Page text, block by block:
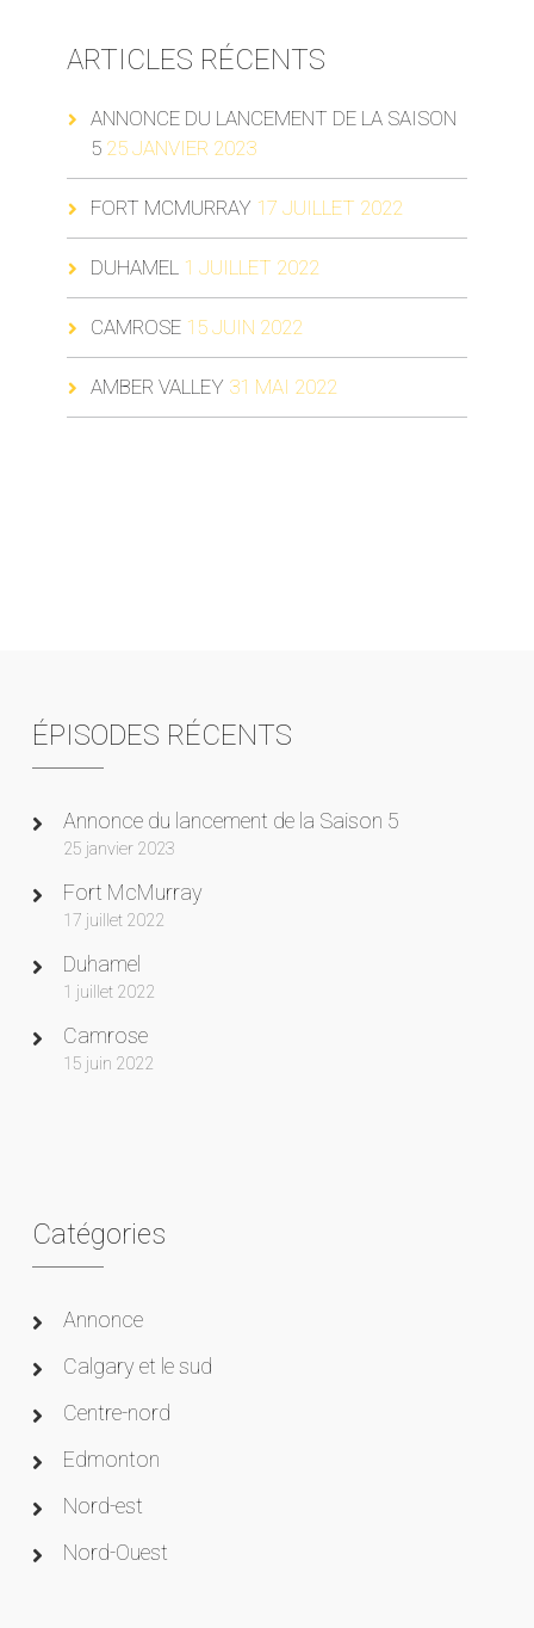
ARTICLES RÉCENTS
ANNONCE DU LANCEMENT DE LA SAISON
5 25 JANVIER 2023
FORT MCMURRAY 17 JUILLET 2022
DUHAMEL 1 JUILLET 2022
CAMROSE 15 JUIN 2022
AMBER VALLEY 31 MAI 2022
ÉPISODES RÉCENTS
Annonce du lancement de la Saison 5
25 janvier 2023
Fort McMurray
17 juillet 2022
Duhamel
1 juillet 2022
Camrose
15 juin 2022
Catégories
Annonce
Calgary et le sud
Centre-nord
Edmonton
Nord-est
Nord-Ouest